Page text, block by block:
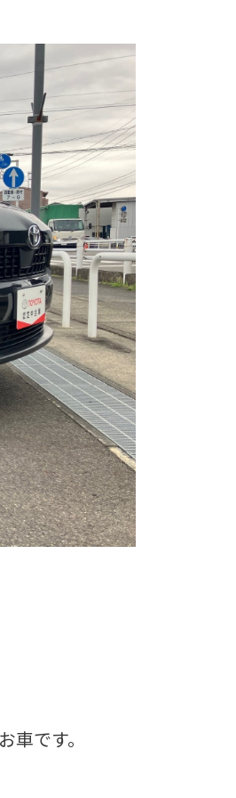
です。